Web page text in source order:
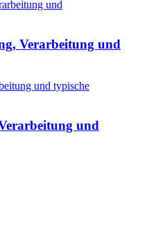
Verarbeitung und
und